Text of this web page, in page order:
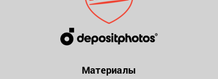
Материалы